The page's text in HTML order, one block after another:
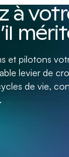
(LTV,
priorisée
CRM e-
à
et pilotons
levier de
de vie,